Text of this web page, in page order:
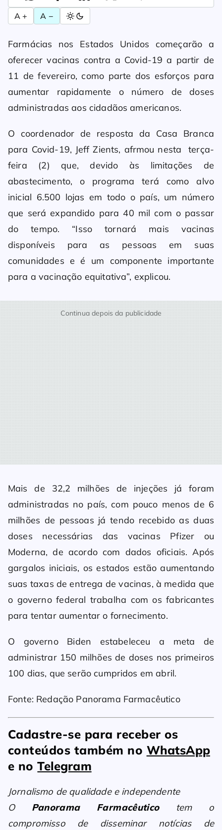
A + A −
Farmácias nos Estados Unidos começarão a
oferecer vacinas contra a Covid-19 a partir de
11 de fevereiro, como parte dos esforços para
aumentar rapidamente o número de doses
administradas aos cidadãos americanos.
O coordenador de resposta da Casa Branca
para Covid-19, Jeff Zients, afrmou nesta terça-
feira (2) que, devido às limitações de
abastecimento, o programa terá como alvo
inicial 6.500 lojas em todo o país, um número
que será expandido para 40 mil com o passar
do tempo. “Isso tornará mais vacinas
disponíveis para as pessoas em suas
comunidades e é um componente importante
para a vacinação equitativa”, explicou.
Continua depois da publicidade
Mais de 32,2 milhões de injeções já foram
administradas no país, com pouco menos de 6
milhões de pessoas já tendo recebido as duas
doses necessárias das vacinas Pfizer ou
Moderna, de acordo com dados oficiais. Após
gargalos iniciais, os estados estão aumentando
suas taxas de entrega de vacinas, à medida que
o governo federal trabalha com os fabricantes
para tentar aumentar o fornecimento.
O governo Biden estabeleceu a meta de
administrar 150 milhões de doses nos primeiros
100 dias, que serão cumpridos em abril.
Fonte: Redação Panorama Farmacêutico
Cadastre-se para receber os
conteúdos também no WhatsApp
e noTelegram
Jornalismo de qualidade e independente
O Panorama Farmacêuticotem o
compromisso de disseminar notícias de